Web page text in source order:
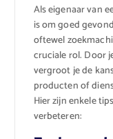
Als eigenaar van
is om goed
oftewel
cruciale rol. Door
vergroot je de
producten of
Hier zijn enkele
verbeteren: